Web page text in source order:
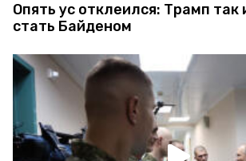
Опять ус отклеился: Трамп так
стать Байденом